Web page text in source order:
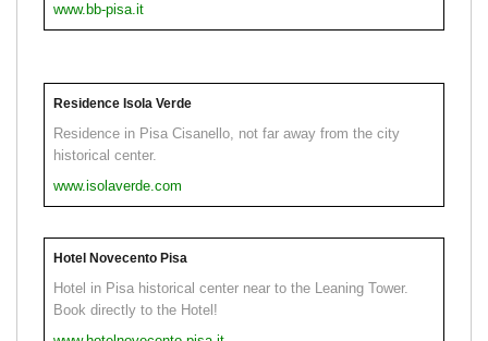
www.bb-pisa.it
Residence Isola Verde
Residence in Pisa Cisanello, not far away from the city
historical center.
www.isolaverde.com
Hotel Novecento Pisa
Hotel in Pisa historical center near to the Leaning Tower.
Book directly to the Hotel!